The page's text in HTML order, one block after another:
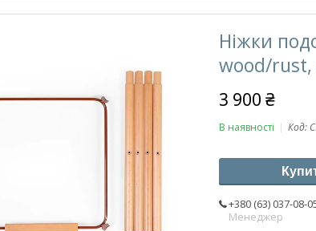
Ніжки
wood/rust,
3 900 ₴
В наявності Код:
+380 (63) 037-08-
Менеджер